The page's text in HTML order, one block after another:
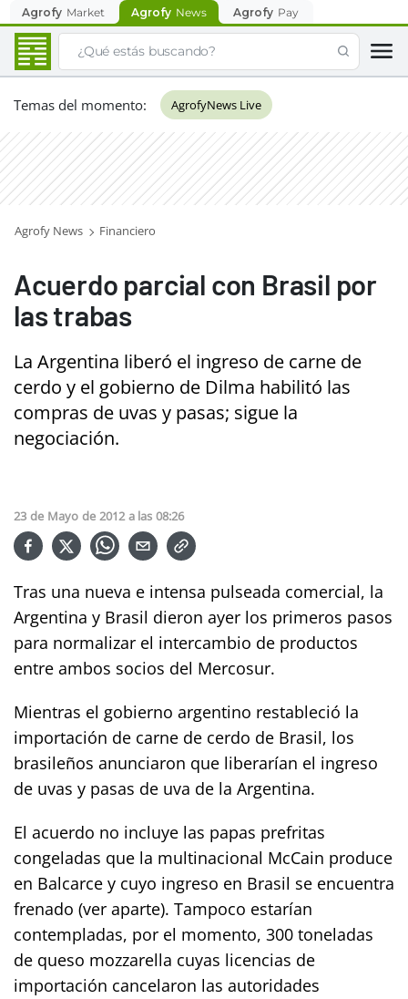
Agrofy Market Agrofy News Agrofy Pay
Temas del momento: AgrofyNews Live
Agrofy News Financiero
Acuerdo parcial con Brasil por
las trabas
La Argentina liberó el ingreso de carne de
cerdo y el gobierno de Dilma habilitó las
compras de uvas y pasas; sigue la
negociación.
23 de Mayo de 2012 a las 08:26
Tras una nueva e intensa pulseada comercial, la
Argentina y Brasil dieron ayer los primeros pasos
para normalizar el intercambio de productos
entre ambos socios del Mercosur.
Mientras el gobierno argentino restableció la
importación de carne de cerdo de Brasil, los
brasileños anunciaron que liberarían el ingreso
de uvas y pasas de uva de la Argentina.
El acuerdo no incluye las papas prefritas
congeladas que la multinacional McCain produce
en Balcarce y cuyo ingreso en Brasil se encuentra
frenado (ver aparte). Tampoco estarían
contempladas, por el momento, 300 toneladas
de queso mozzarella cuyas licencias de
importación cancelaron las autoridades